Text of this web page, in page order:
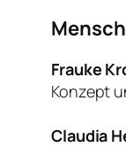
Frauke
Konzept
Claudia